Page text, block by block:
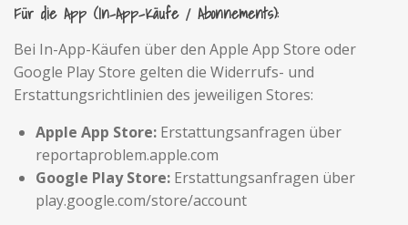
Für die App (In-App-Käufe / Abonnements):
Bei In-App-Käufen über den Apple App Store oder
Google Play Store gelten die Widerrufs- und
Erstattungsrichtlinien des jeweiligen Stores:
Apple App Store: Erstattungsanfragen über
reportaproblem.apple.com
Google Play Store: Erstattungsanfragen über
play.google.com/store/account